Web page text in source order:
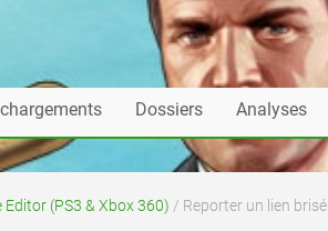
Dossiers Analyses
Editor (PS3 & Xbox 360) / Reporter un lien brisé